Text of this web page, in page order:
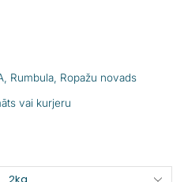
Rumbula, Ropažu novads
vai kurjeru